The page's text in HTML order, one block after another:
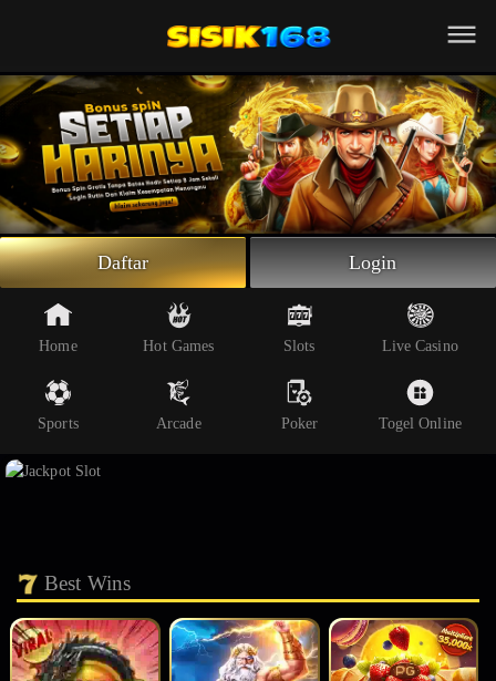
Live Casino
Sportsbook
Arcade
Poker
Whatsapp
Telegram
Livechat
Daftar Login
Home Hot Games Slots Live Casino
Sports Arcade Poker Togel Online
Best Wins